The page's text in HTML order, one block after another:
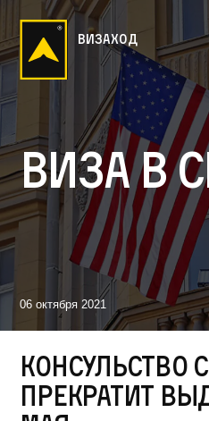
визаход
Виза в
06 октября 2021
Консульство
прекратит